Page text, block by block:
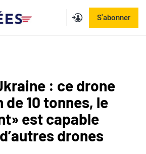
S'abonner
: ce drone
10 tonnes, le
est capable
drones